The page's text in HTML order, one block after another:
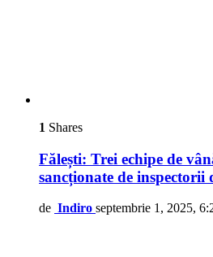
1 Shares
Fălești: Trei echipe de
sancționate de inspectorii
de Indiro septembrie 1, 2025,